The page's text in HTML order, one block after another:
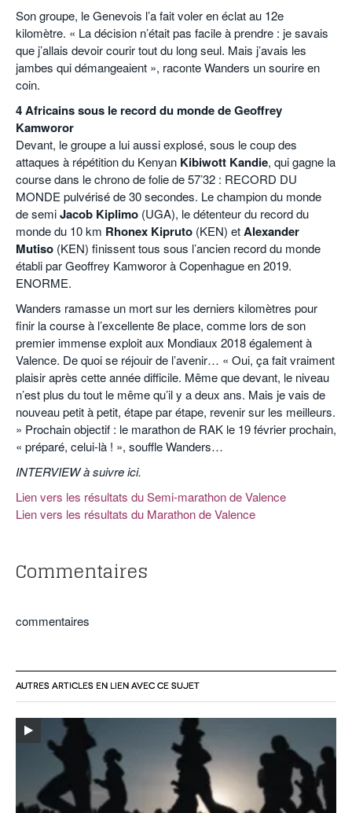
Son groupe, le Genevois l’a fait voler en éclat au 12e
kilomètre. « La décision n’était pas facile à prendre : je savais
que j’allais devoir courir tout du long seul. Mais j’avais les
jambes qui démangeaient », raconte Wanders un sourire en
coin.
4 Africains sous le record du monde de Geoffrey
Kamworor
Devant, le groupe a lui aussi explosé, sous le coup des
attaques à répétition du Kenyan Kibiwott Kandie, qui gagne la
course dans le chrono de folie de 57’32 : RECORD DU
MONDE pulvérisé de 30 secondes. Le champion du monde
de semiJacob Kiplimo (UGA), le détenteur du record du
monde du 10 km Rhonex Kipruto (KEN) etAlexander
Mutiso (KEN) finissent tous sous l’ancien record du monde
établi par Geoffrey Kamworor à Copenhague en 2019.
ENORME.
Wanders ramasse un mort sur les derniers kilomètres pour
finir la course à l’excellente 8e place, comme lors de son
premier immense exploit aux Mondiaux 2018 également à
Valence. De quoi se réjouir de l’avenir… « Oui, ça fait vraiment
plaisir après cette année difficile. Même que devant, le niveau
n’est plus du tout le même qu’il y a deux ans. Mais je vais de
nouveau petit à petit, étape par étape, revenir sur les meilleurs.
» Prochain objectif : le marathon de RAK le 19 février prochain,
« préparé, celui-là ! », souffle Wanders…
INTERVIEW à suivre ici.
Lien vers les résultats du Semi-marathon de Valence
Lien vers les résultats du Marathon de Valence
Commentaires
commentaires
AUTRES ARTICLES EN LIEN AVEC CE SUJET